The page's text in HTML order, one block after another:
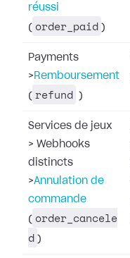
réussi
( order_paid )
Payments
> Remboursement
( refund )
Services de jeux
> Webhooks
distincts
>Annulation de
commande
( order_cancele
d )